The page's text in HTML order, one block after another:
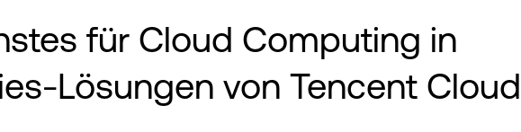
für Cloud Computing in
Lösungen von Tencent Cloud